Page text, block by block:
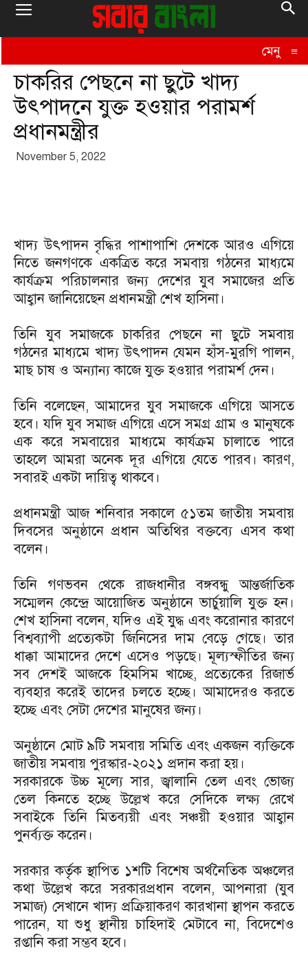
মেনু ≡
চাকরির পেছনে না ছুটে খাদ্য
উৎপাদনে যুক্ত হওয়ার পরামর্শ
প্রধানমন্ত্রীর
November 5, 2022
খাদ্য উৎপাদন বৃদ্ধির পাশাপাশি দেশকে আরও এগিয়ে
নিতে জনগণকে একত্রিত করে সমবায় গঠনের মাধ্যমে
কার্যক্রম পরিচালনার জন্য দেশের যুব সমাজের প্রতি
আহ্বান জানিয়েছেন প্রধানমন্ত্রী শেখ হাসিনা।
তিনি যুব সমাজকে চাকরির পেছনে না ছুটে সমবায়
গঠনের মাধ্যমে খাদ্য উৎপাদন যেমন হাঁস-মুরগি পালন,
মাছ চাষ ও অন্যান্য কাজে যুক্ত হওয়ার পরামর্শ দেন।
তিনি বলেছেন, আমাদের যুব সমাজকে এগিয়ে আসতে
হবে। যদি যুব সমাজ এগিয়ে এসে সমগ্র গ্রাম ও মানুষকে
এক করে সমবায়ের মাধ্যমে কার্যক্রম চালাতে পারে
তাহলে আমরা অনেক দূর এগিয়ে যেতে পারব। কারণ,
সবারই একটা দায়িত্ব থাকবে।
প্রধানমন্ত্রী আজ শনিবার সকালে ৫১তম জাতীয় সমবায়
দিবসের অনুষ্ঠানে প্রধান অতিথির বক্তব্যে এসব কথা
বলেন।
তিনি গণভবন থেকে রাজধানীর বঙ্গবন্ধু আন্তর্জাতিক
সম্মেলন কেন্দ্রে আয়োজিত অনুষ্ঠানে ভার্চুয়ালি যুক্ত হন।
শেখ হাসিনা বলেন, যদিও এই যুদ্ধ এবং করোনার কারণে
বিশ্বব্যাপী প্রত্যেকটা জিনিসের দাম বেড়ে গেছে। তার
ধাক্কা আমাদের দেশে এসেও পড়ছে। মূল্যস্ফীতির জন্য
সব দেশই আজকে হিমসিম খাচ্ছে, প্রত্যেকের রিজার্ভ
ব্যবহার করেই তাদের চলতে হচ্ছে। আমাদেরও করতে
হচ্ছে এবং সেটা দেশের মানুষের জন্য।
অনুষ্ঠানে মোট ৯টি সমবায় সমিতি এবং একজন ব্যক্তিকে
জাতীয় সমবায় পুরস্কার-২০২১ প্রদান করা হয়।
সরকারকে উচ্চ মূল্যে সার, জ্বালানি তেল এবং ভোজ্য
তেল কিনতে হচ্ছে উল্লেখ করে সেদিকে লক্ষ্য রেখে
সবাইকে তিনি মিতব্যয়ী এবং সঞ্চয়ী হওয়ার আহ্বান
পুনর্ব্যক্ত করেন।
সরকার কর্তৃক স্থাপিত ১শটি বিশেষ অর্থনৈতিক অঞ্চলের
কথা উল্লেখ করে সরকারপ্রধান বলেন, আপনারা (যুব
সমাজ) সেখানে খাদ্য প্রক্রিয়াকরণ কারখানা স্থাপন করতে
পারেন, যা শুধু স্থানীয় চাহিদাই মেটাবে না, বিদেশেও
রপ্তানি করা সম্ভব হবে।